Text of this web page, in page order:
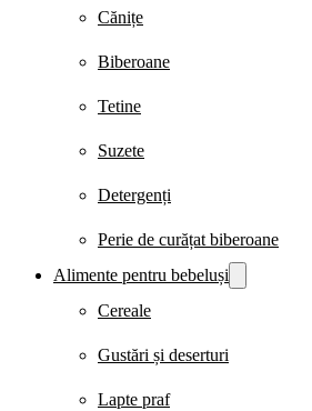
Cănițe
Biberoane
Tetine
Suzete
Detergenți
Perie de curățat biberoane
Alimente pentru bebeluși
Cereale
Gustări și deserturi
Lapte praf